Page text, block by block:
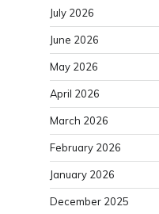
July 2026
June 2026
May 2026
April 2026
March 2026
February 2026
January 2026
December 2025